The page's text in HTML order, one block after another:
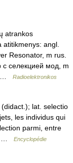
atrankos
angl.
Resonator, m rus.
с селекцией мод, m
…
Radioelektronikos
lat. selectio
les individus qui
parmi, entre
…
Encyclopédie